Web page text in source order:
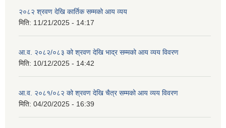
२०८२ श्रवण देखि कार्तिक सम्मको आय व्यय
मिति: 11/21/2025 - 14:17
आ.व. २०८२/०८३ को श्रवण देखि भाद्र सम्मको आय व्यय विवरण
मिति: 10/12/2025 - 14:42
आ.व. २०८१/०८२ को श्रवण देखि चैत्र सम्मको आय व्यय विवरण
मिति: 04/20/2025 - 16:39